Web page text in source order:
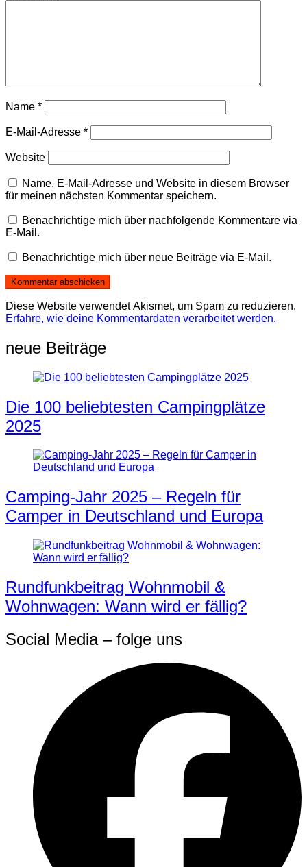
Name *
E-Mail-Adresse *
Website
Name, E-Mail-Adresse und Website in diesem Browser
für meinen nächsten Kommentar speichern.
Benachrichtige mich über nachfolgende Kommentare via
E-Mail.
Benachrichtige mich über neue Beiträge via E-Mail.
Diese Website verwendet Akismet, um Spam zu reduzieren.
Erfahre, wie deine Kommentardaten verarbeitet werden.
neue Beiträge
Die 100 beliebtesten Campingplätze
2025
Camping-Jahr 2025 – Regeln für
Camper in Deutschland und Europa
Rundfunkbeitrag Wohnmobil &
Wohnwagen: Wann wird er fällig?
Social Media – folge uns